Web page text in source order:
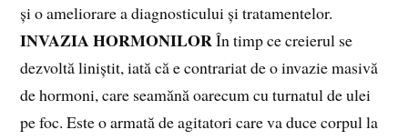
și o ameliorare a diagnosticului și tratamentelor.
INVAZIA HORMONILORÎn timp ce creierul se
dezvoltă liniștit, iată că e contrariat de o invazie masivă
de hormoni, care seamănă oarecum cu turnatul de ulei
pe foc. Este o armată de agitatori care va duce corpul la